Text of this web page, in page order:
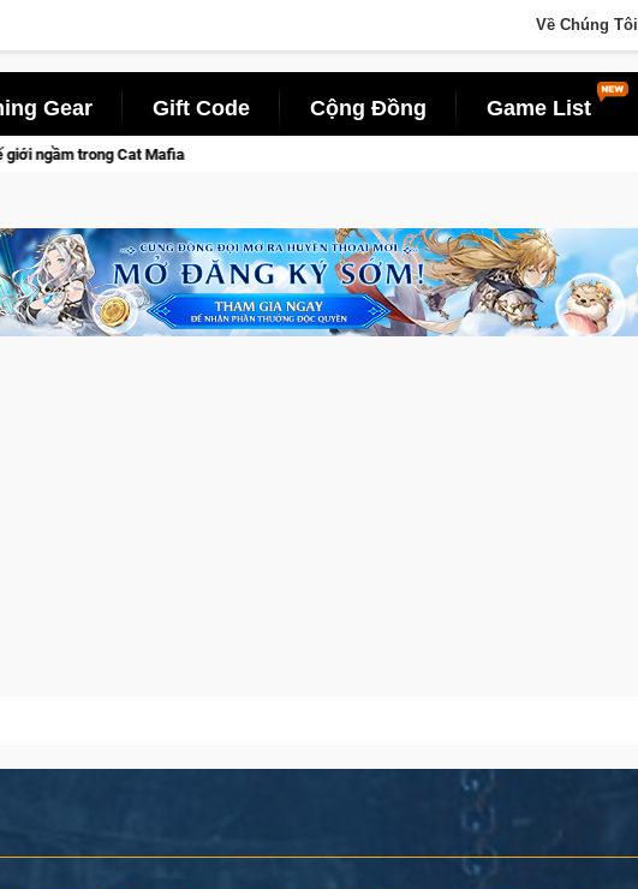
Về Chúng Tôi
Gear Gift Code Cộng Đồng Game List